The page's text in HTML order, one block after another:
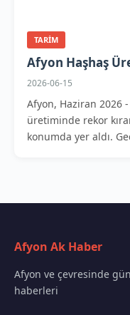
TARIM
Afyon Haşhaş
2026-06-15
Afyon, Haziran 2026
üretiminde rekor
konumda yer aldı.
Afyon Ak Haber
Afyon ve çevresinde
haberleri